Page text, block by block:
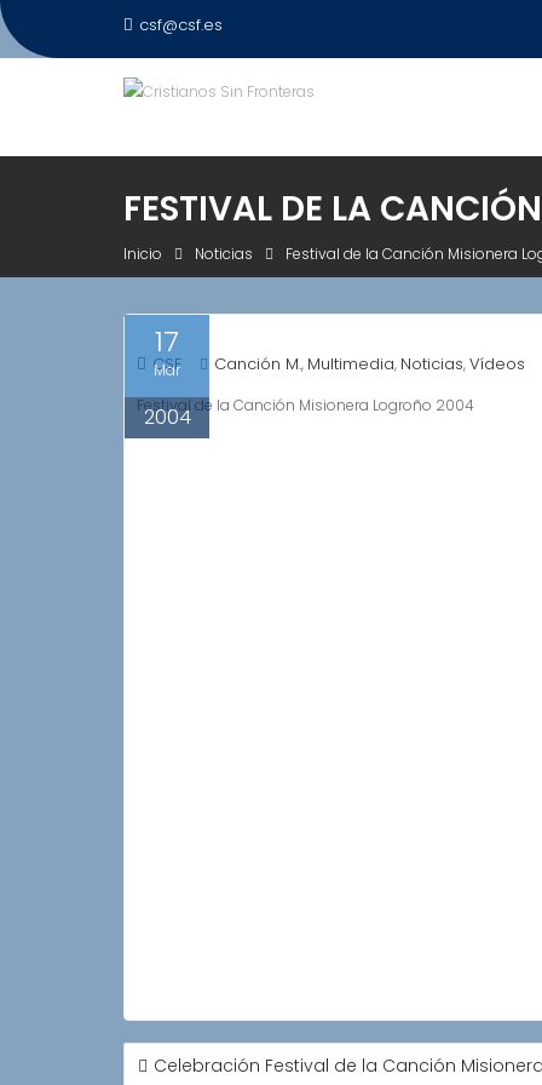
Saltar
al
csf@csf.es
FESTIVAL DE LA
Inicio Noticias Festival de la Canción Misionera
17
Mar
2004
CSF Canción M., Multimedia, Noticias,Vídeos
Festival de la Canción Misionera Logroño 2004
NAVEGACIÓN
Celebración Festival de la Canción